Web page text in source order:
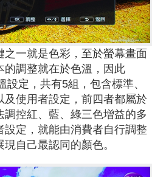
一就是色彩，至於螢幕畫面
的調整就在於色溫，因此
設定，共有5組，包含標準、
及使用者設定，前四者都屬於
調控紅、藍、綠三色增益的多
設定，就能由消費者自行調整
自己最認同的顏色。